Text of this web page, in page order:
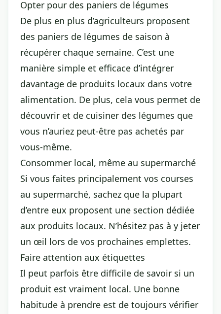
Opter pour des paniers de légumes
De plus en plus d’agriculteurs proposent
des paniers de légumes de saison à
récupérer chaque semaine. C’est une
manière simple et efficace d’intégrer
davantage de produits locaux dans votre
alimentation. De plus, cela vous permet de
découvrir et de cuisiner des légumes que
vous n’auriez peut-être pas achetés par
vous-même.
Consommer local, même au supermarché
Si vous faites principalement vos courses
au supermarché, sachez que la plupart
d’entre eux proposent une section dédiée
aux produits locaux. N’hésitez pas à y jeter
un œil lors de vos prochaines emplettes.
Faire attention aux étiquettes
Il peut parfois être difficile de savoir si un
produit est vraiment local. Une bonne
habitude à prendre est de toujours vérifier